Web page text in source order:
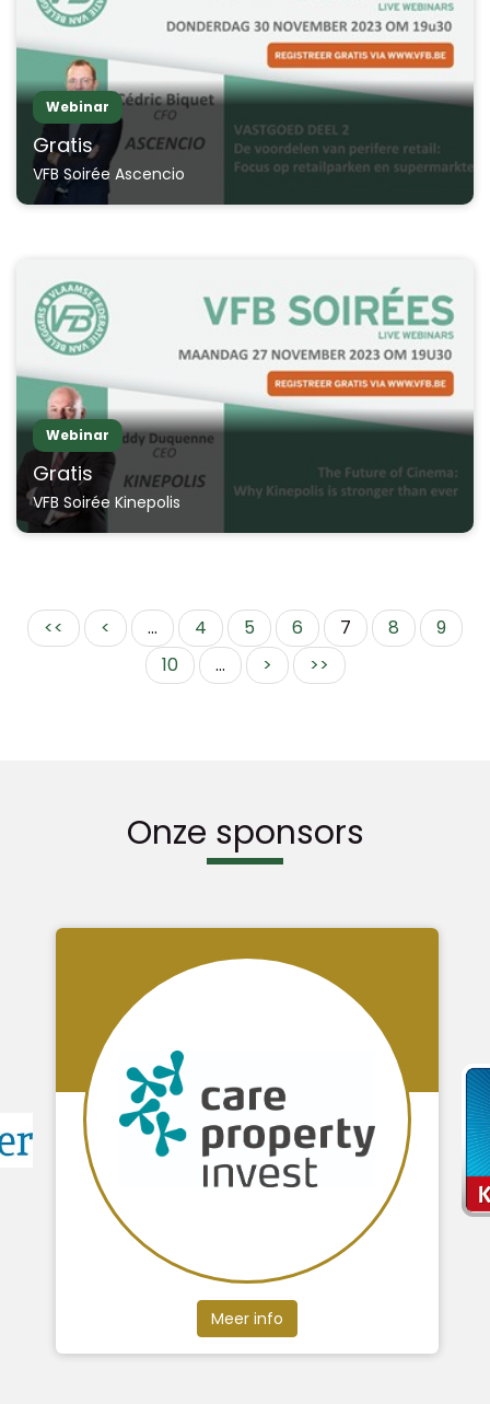
Webinar
Gratis
VFB Soirée Ascencio
Webinar
Gratis
VFB Soirée Kinepolis
<< < ... 4 5 6 7 8
9
10
... > >>
Onze sponsors
Meer info